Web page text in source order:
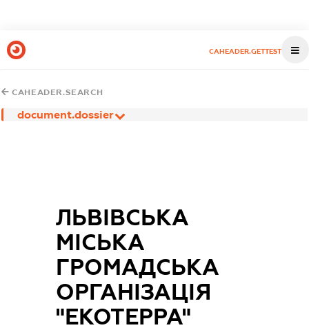
CAHEADER.GETTEST
CAHEADER.SEARCH
document.dossier
ЛЬВІВСЬКА
МІСЬКА
ГРОМАДСЬКА
ОРГАНІЗАЦІЯ
"ЕКОТЕРРА"